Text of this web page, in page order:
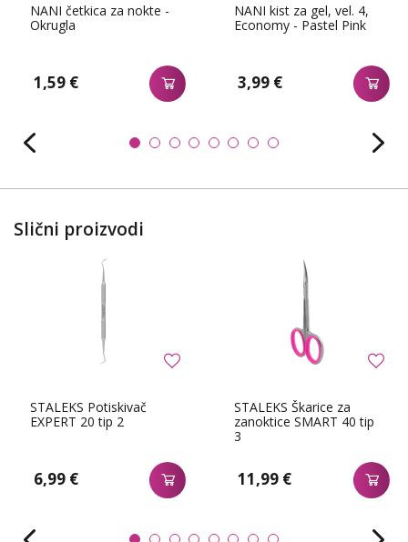
NANI četkica za nokte -
Okrugla
1,59 €
NANI kist za gel, vel. 4,
Economy - Pastel Pink
3,99 €
Slični proizvodi
STALEKS Potiskivač
EXPERT 20 tip 2
6,99 €
STALEKS Škarice za
zanoktice SMART 40 tip
3
11,99 €